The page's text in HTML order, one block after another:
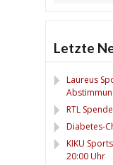
Letzte
Laureus
RTL
Diabetes-
KIKU
20:00 Uhr